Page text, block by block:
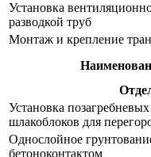
Установка
разводкой труб
Монтаж и крепление
Установка
шлакоблоков для
Однослойное
бетоноконтактом